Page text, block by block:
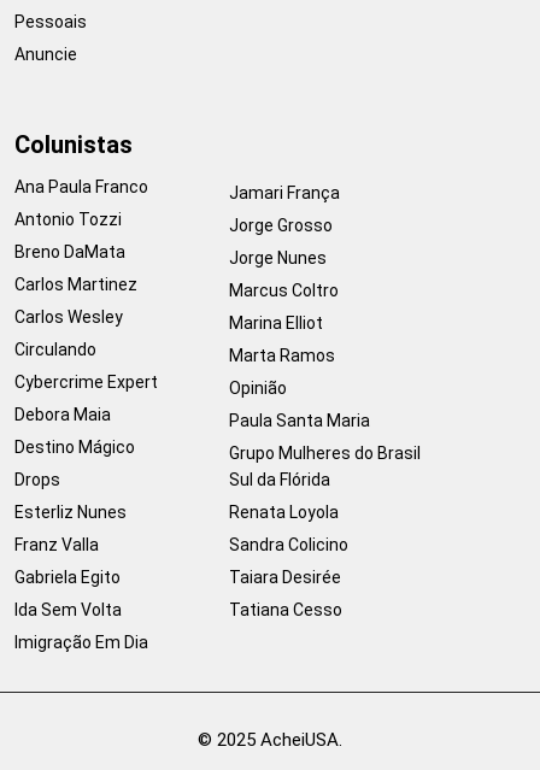
Pessoais
Anuncie
Colunistas
Ana Paula Franco
Antonio Tozzi
Breno DaMata
Carlos Martinez
Carlos Wesley
Circulando
Cybercrime Expert
Debora Maia
Destino Mágico
Drops
Esterliz Nunes
Franz Valla
Gabriela Egito
Ida Sem Volta
Imigração Em Dia
Jamari França
Jorge Grosso
Jorge Nunes
Marcus Coltro
Marina Elliot
Marta Ramos
Opinião
Paula Santa Maria
Grupo Mulheres do Brasil
Sul da Flórida
Renata Loyola
Sandra Colicino
Taiara Desirée
Tatiana Cesso
© 2025 AcheiUSA.